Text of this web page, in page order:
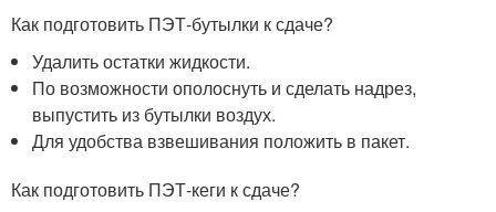
Как подготовить ПЭТ-бутылки к сдаче?
Удалить остатки жидкости.
По возможности ополоснуть и сделать надрез,
выпустить из бутылки воздух.
Для удобства взвешивания положить в пакет.
Как подготовить ПЭТ-кеги к сдаче?